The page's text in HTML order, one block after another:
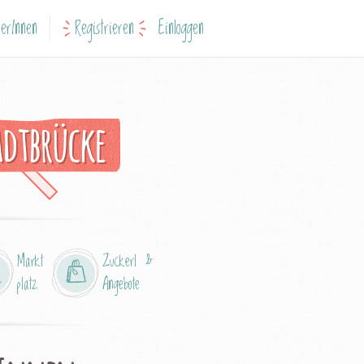
Registrieren Einloggen
Markt
platz
Zuckerl &
Angebote